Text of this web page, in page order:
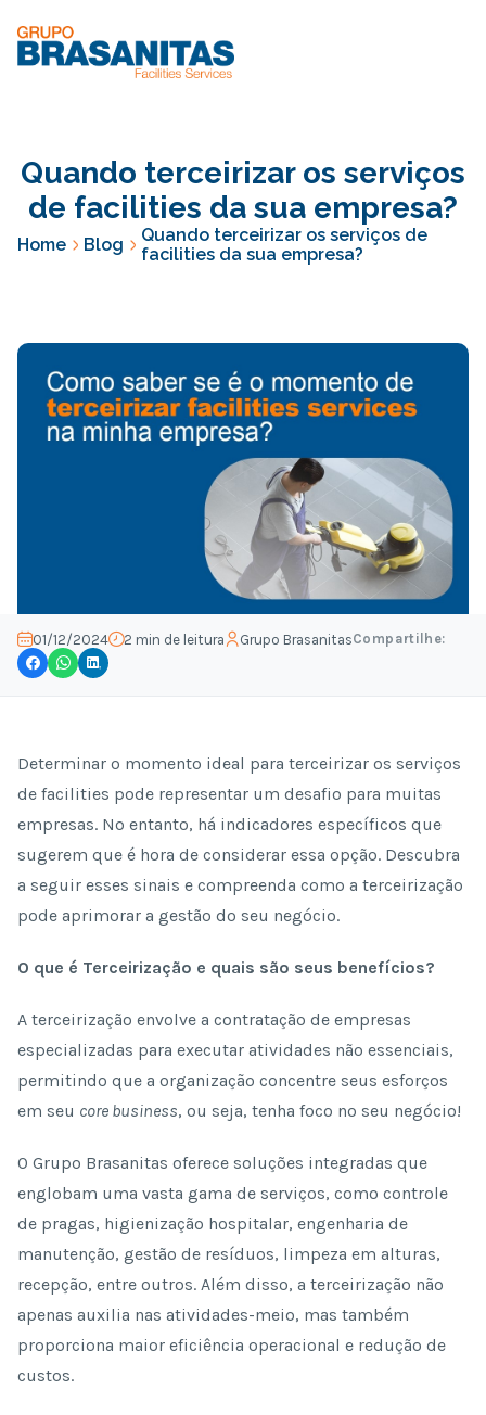
Quando terceirizar os serviços
de facilities da sua empresa?
Home Blog
Quando terceirizar os serviços de
facilities da sua empresa?
01/12/2024 2 min de leitura Grupo BrasanitasCompartilhe:
Determinar o momento ideal para terceirizar os serviços
de facilities pode representar um desafio para muitas
empresas. No entanto, há indicadores específicos que
sugerem que é hora de considerar essa opção. Descubra
a seguir esses sinais e compreenda como a terceirização
pode aprimorar a gestão do seu negócio.
O que é Terceirização e quais são seus benefícios?
A terceirização envolve a contratação de empresas
especializadas para executar atividades não essenciais,
permitindo que a organização concentre seus esforços
em seu core business, ou seja, tenha foco no seu negócio!
O Grupo Brasanitas oferece soluções integradas que
englobam uma vasta gama de serviços, como controle
de pragas, higienização hospitalar, engenharia de
manutenção, gestão de resíduos, limpeza em alturas,
recepção, entre outros. Além disso, a terceirização não
apenas auxilia nas atividades-meio, mas também
proporciona maior eficiência operacional e redução de
custos.